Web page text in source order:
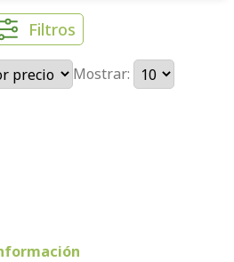
Filtros
Mostrar: